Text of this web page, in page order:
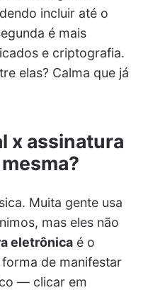
incluir até o
é mais
e criptografia.
elas? Calma que já
x assinatura
Muita gente usa
mas eles não
eletrônicaé o
de manifestar
— clicar em